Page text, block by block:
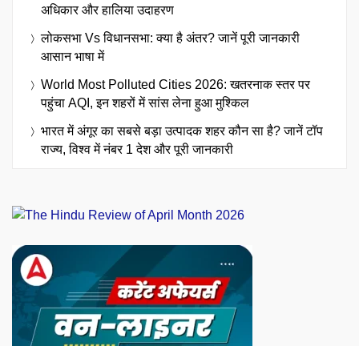
अधिकार और हालिया उदाहरण
लोकसभा Vs विधानसभा: क्या है अंतर? जानें पूरी जानकारी
आसान भाषा में
World Most Polluted Cities 2026: खतरनाक स्तर पर
पहुंचा AQI, इन शहरों में सांस लेना हुआ मुश्किल
भारत में अंगूर का सबसे बड़ा उत्पादक शहर कौन सा है? जानें टॉप
राज्य, विश्व में नंबर 1 देश और पूरी जानकारी